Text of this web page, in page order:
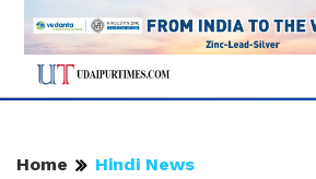
Home Hindi News